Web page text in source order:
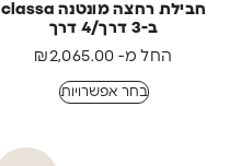
חבילת רחצה מונטנה classa
ב-3 דרך/4 דרך
החל מ-
₪2,065.00
בחר אפשרויות